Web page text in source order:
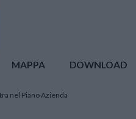
MAPPA DOWNLOAD
nel Piano Azienda